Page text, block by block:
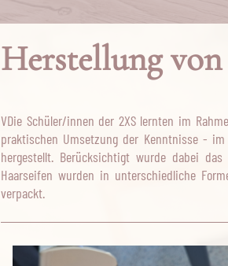
Herstellung von
VDie Schüler/innen der 2XS lernten im
praktischen Umsetzung der Kenntnisse -
hergestellt. Berücksichtigt wurde dabei das
Haarseifen wurden in unterschiedliche
verpackt.